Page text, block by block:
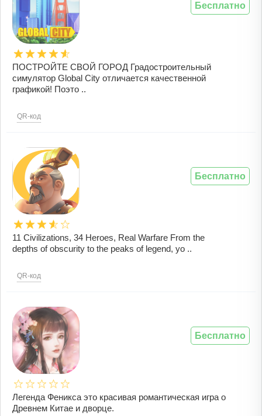
ПОСТРОЙТЕ СВОЙ ГОРОД Градостроительный
симулятор Global City отличается качественной
графикой! Поэто ..
QR-код
Бесплатно
11 Civilizations, 34 Heroes, Real Warfare From the
depths of obscurity to the peaks of legend, yo ..
QR-код
Бесплатно
Легенда Феникса это красивая романтическая игра о
Древнем Китае и дворце.
Бесплатно